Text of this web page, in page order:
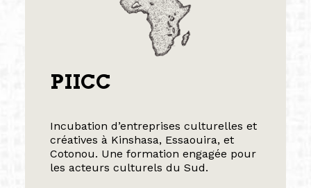
PIICC
Incubation d’entreprises culturelles et
créatives à Kinshasa, Essaouira, et
Cotonou. Une formation engagée pour
les acteurs culturels du Sud.